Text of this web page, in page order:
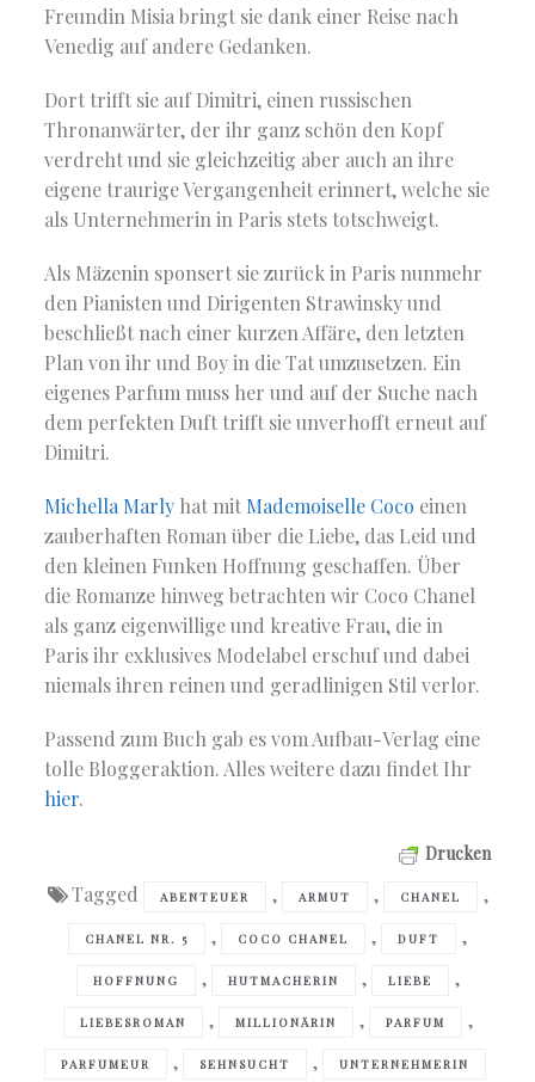
Freundin Misia bringt sie dank einer Reise nach
Venedig auf andere Gedanken.
Dort trifft sie auf Dimitri, einen russischen
Thronanwärter, der ihr ganz schön den Kopf
verdreht und sie gleichzeitig aber auch an ihre
eigene traurige Vergangenheit erinnert, welche sie
als Unternehmerin in Paris stets totschweigt.
Als Mäzenin sponsert sie zurück in Paris nunmehr
den Pianisten und Dirigenten Strawinsky und
beschließt nach einer kurzen Affäre, den letzten
Plan von ihr und Boy in die Tat umzusetzen. Ein
eigenes Parfum muss her und auf der Suche nach
dem perfekten Duft trifft sie unverhofft erneut auf
Dimitri.
Michella Marly hat mit Mademoiselle Coco einen
zauberhaften Roman über die Liebe, das Leid und
den kleinen Funken Hoffnung geschaffen. Über
die Romanze hinweg betrachten wir Coco Chanel
als ganz eigenwillige und kreative Frau, die in
Paris ihr exklusives Modelabel erschuf und dabei
niemals ihren reinen und geradlinigen Stil verlor.
Passend zum Buch gab es vom Aufbau-Verlag eine
tolle Bloggeraktion. Alles weitere dazu findet Ihr
hier.
Drucken
Tagged ABENTEUER , ARMUT , CHANEL ,
CHANEL NR. 5 , COCO CHANEL , DUFT ,
HOFFNUNG , HUTMACHERIN , LIEBE ,
LIEBESROMAN , MILLIONÄRIN , PARFUM ,
PARFUMEUR , SEHNSUCHT , UNTERNEHMERIN